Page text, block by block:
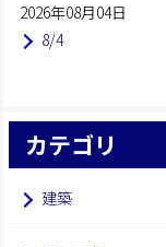
2026年08月04日
8/4
カテゴリ
建築